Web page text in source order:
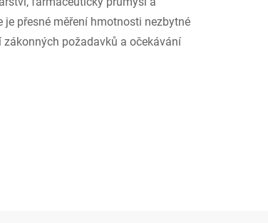
Ukrajina
je přesné měření hmotnosti nezbytné
zákonných požadavků a očekávání